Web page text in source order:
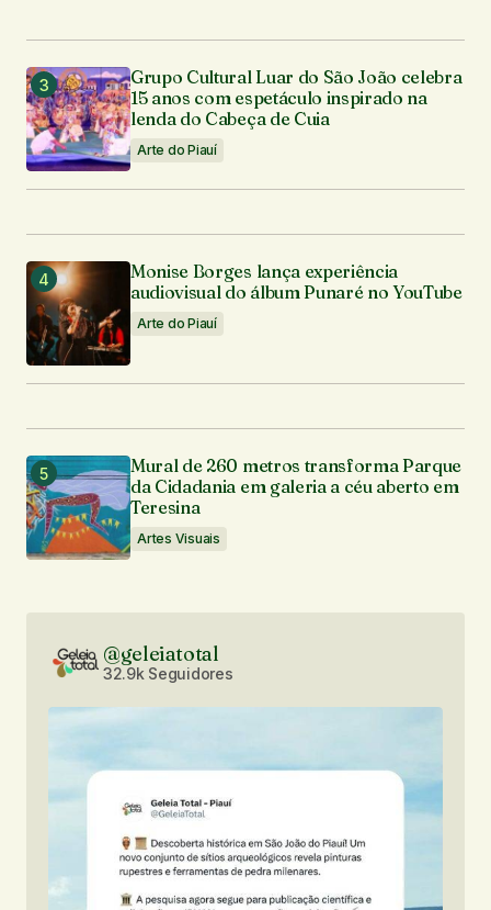
Grupo Cultural Luar do São João celebra
15 anos com espetáculo inspirado na
lenda do Cabeça de Cuia
Arte do Piauí
Monise Borges lança experiência
audiovisual do álbum Punaré no YouTube
Arte do Piauí
Mural de 260 metros transforma Parque
da Cidadania em galeria a céu aberto em
Teresina
Artes Visuais
@geleiatotal
32.9k Seguidores